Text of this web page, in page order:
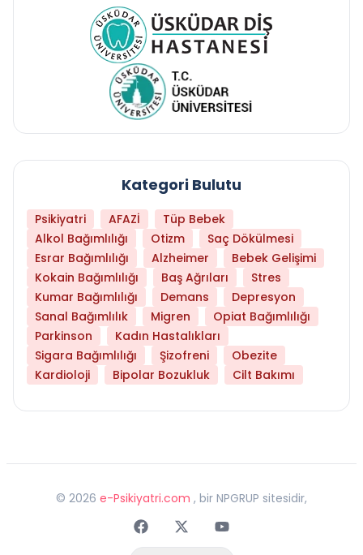
Kategori Bulutu
Psikiyatri AFAZİ
Tüp Bebek
Alkol Bağımlılığı
Otizm
Saç Dökülmesi
Esrar Bağımlılığı
Alzheimer
Bebek Gelişimi
Kokain Bağımlılığı
Baş Ağrıları
Stres
Kumar Bağımlılığı
Demans
Depresyon
Sanal Bağımlılık
Migren
Opiat Bağımlılığı
Parkinson
Kadın Hastalıkları
Sigara Bağımlılığı
Şizofreni
Obezite
Kardioloji
Bipolar Bozukluk Cilt Bakımı
© 2026 e-Psikiyatri.com , bir NPGRUP sitesidir,
FaceebokTwitterYoutube